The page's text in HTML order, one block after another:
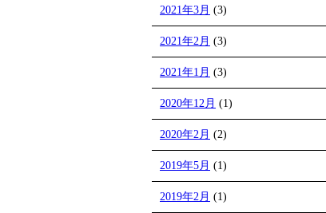
2021年3月 (3)
2021年2月 (3)
2021年1月 (3)
2020年12月 (1)
2020年2月 (2)
2019年5月 (1)
2019年2月 (1)